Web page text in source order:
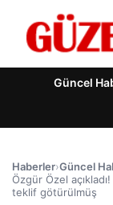
Güncel
Haberler›Güncel
Özgür Özel
teklif götürülmüş